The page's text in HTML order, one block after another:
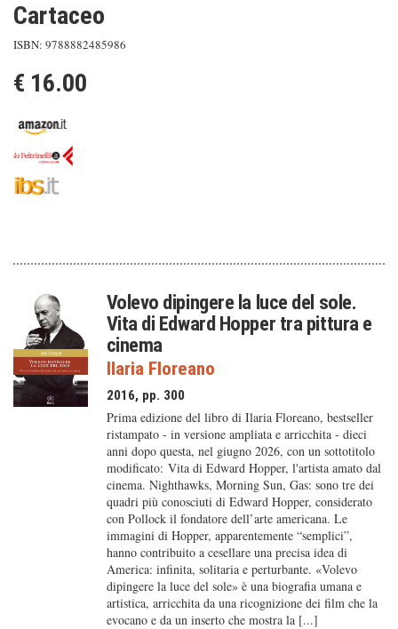
Cartaceo
ISBN: 9788882485986
€ 16.00
Volevo dipingere la luce del sole.
Vita di Edward Hopper tra pittura e
cinema
Ilaria Floreano
2016, pp. 300
Prima edizione del libro di Ilaria Floreano, bestseller
ristampato - in versione ampliata e arricchita - dieci
anni dopo questa, nel giugno 2026, con un sottotitolo
modificato: Vita di Edward Hopper, l'artista amato dal
cinema. Nighthawks, Morning Sun, Gas: sono tre dei
quadri più conosciuti di Edward Hopper, considerato
con Pollock il fondatore dell’arte americana. Le
immagini di Hopper, apparentemente “semplici”,
hanno contribuito a cesellare una precisa idea di
America: infinita, solitaria e perturbante. «Volevo
dipingere la luce del sole» è una biografia umana e
artistica, arricchita da una ricognizione dei film che la
evocano e da un inserto che mostra la [...]